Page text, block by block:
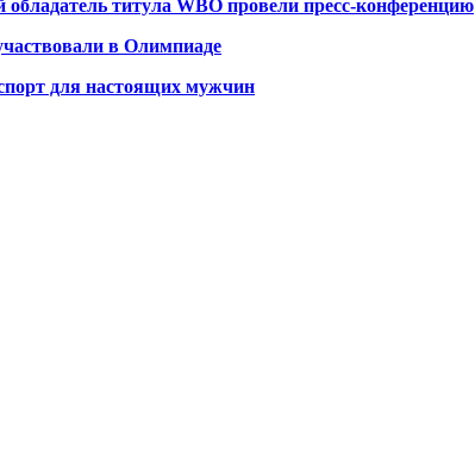
титула WBO провели пресс-конференцию
в Олимпиаде
для настоящих мужчин